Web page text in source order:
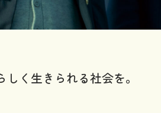
しく生きられる社会を。